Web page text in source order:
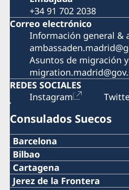
+34 91 702 2038
Correo electrónico
Información general &
Asuntos de migración
REDES SOCIALES
Instagram
Consulados Suecos
Barcelona
Teléfono
+34 934 883 505
Bilbao
Teléfono
Cartagena
Teléfono
Jerez de la Frontera